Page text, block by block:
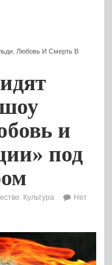
Любовь И Смерть В
и
под
Культура
Нет